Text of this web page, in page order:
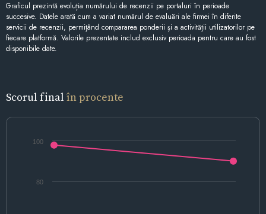
Graficul prezintă evoluția numărului de recenzii pe portaluri în perioade
succesive. Datele arată cum a variat numărul de evaluări ale firmei în diferite
servicii de recenzii, permițând compararea ponderii și a activității utilizatorilor pe
fiecare platformă. Valorile prezentate includ exclusiv perioada pentru care au fost
disponibile date.
Scorul final în procente
80
100